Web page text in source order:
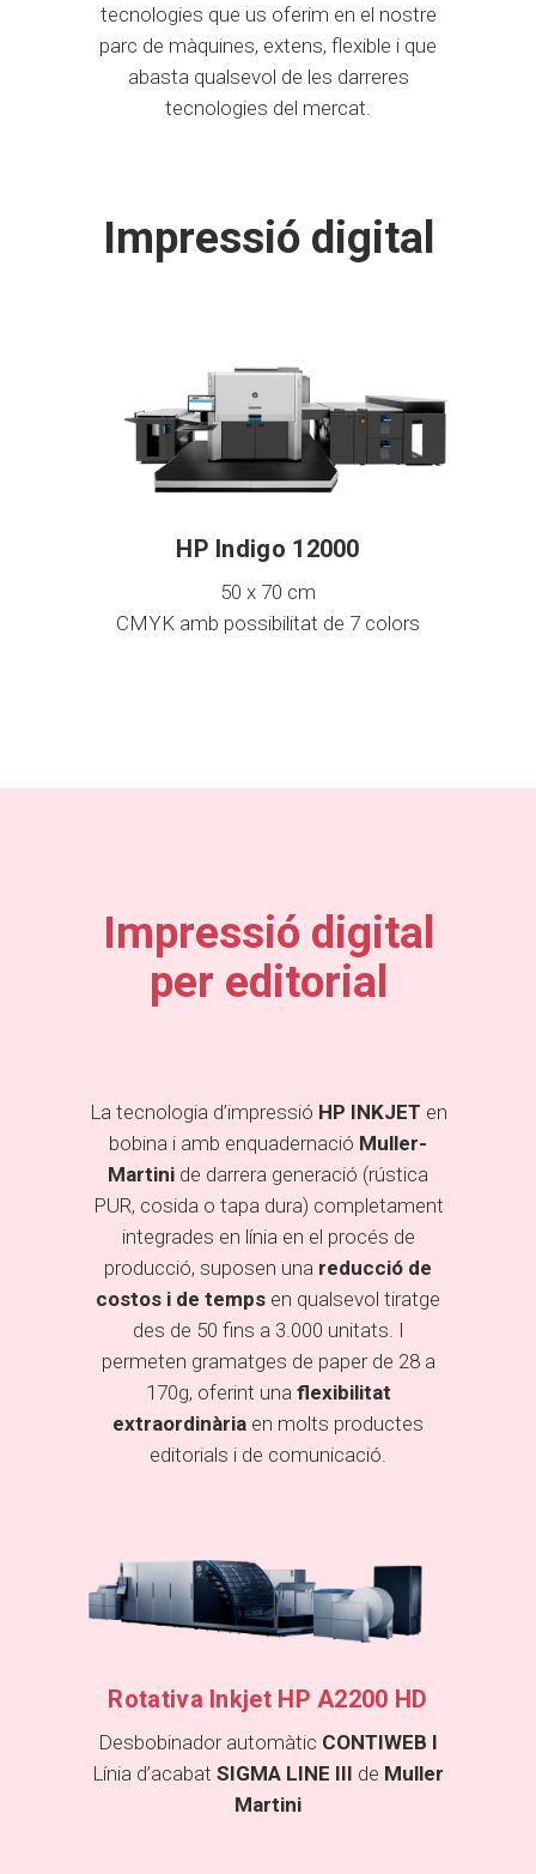
tecnologies que us oferim en el nostre
parc de màquines, extens, flexible i que
abasta qualsevol de les darreres
tecnologies del mercat.
Impressió digital
HP Indigo 12000
50 x 70 cm
CMYK amb possibilitat de 7 colors
Impressió digital
per editorial
La tecnologia d’impressió HP INKJET en
bobina i amb enquadernació Muller-
Martini de darrera generació (rústica
PUR, cosida o tapa dura) completament
integrades en línia en el procés de
producció, suposen una reducció de
costos i de temps en qualsevol tiratge
des de 50 fins a 3.000 unitats. I
permeten gramatges de paper de 28 a
170g, oferint una flexibilitat
extraordinària en molts productes
editorials i de comunicació.
Rotativa Inkjet HP A2200 HD
Desbobinador automàtic CONTIWEB I
Línia d’acabat SIGMA LINE III de Muller
Martini